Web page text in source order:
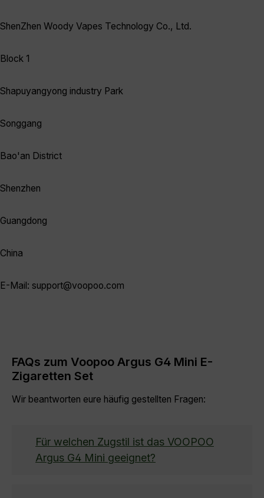
ShenZhen Woody Vapes Technology Co., Ltd.
Block 1
Shapuyangyong industry Park
Songgang
Bao'an District
Shenzhen
Guangdong
China
E-Mail: support@voopoo.com
FAQs zum Voopoo Argus G4 Mini E-
Zigaretten Set
Wir beantworten eure häufig gestellten Fragen:
Für welchen Zugstil ist das VOOPOO
Argus G4 Mini geeignet?